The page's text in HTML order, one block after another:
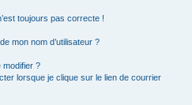
toujours pas correcte !
mon nom d’utilisateur ?
modifier ?
lorsque je clique sur le lien de courrier